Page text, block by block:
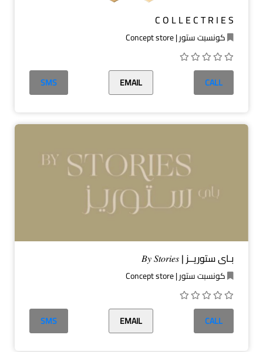
C O L L E C T R I E S
كونسبت ستور | Concept store
CALL
EMAIL
SMS
بـاي ستوريــز | 𝐵𝑦 𝑆𝑡𝑜𝑟𝑖𝑒𝑠
كونسبت ستور | Concept store
CALL
EMAIL
SMS